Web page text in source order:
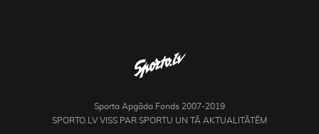
Sporta Apgāda Fonds 2007-2019
SPORTO.LV VISS PAR SPORTU UN TĀ AKTUALITĀTĒM